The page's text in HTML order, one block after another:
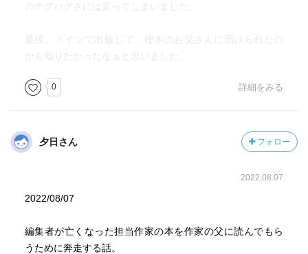
のチグハグさには笑ってしまいました。
最後、ドイツで出版して、樫木のお父さんに届けられたの
かも知りたかったなぁと思いました。
0 詳細をみる
夕日さん フォロー
2022.08.07
2022/08/07
編集者が亡くなった担当作家の本を作家の父に読んでもら
うために奔走する話。